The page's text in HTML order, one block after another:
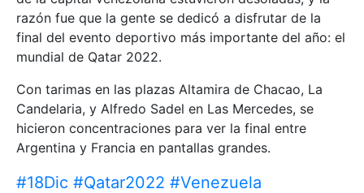
razón fue que la gente se dedicó a disfrutar de la
final del evento deportivo más importante del año: el
mundial de Qatar 2022.
Con tarimas en las plazas Altamira de Chacao, La
Candelaria, y Alfredo Sadel en Las Mercedes, se
hicieron concentraciones para ver la final entre
Argentina y Francia en pantallas grandes.
#18Dic #Qatar2022 #Venezuela